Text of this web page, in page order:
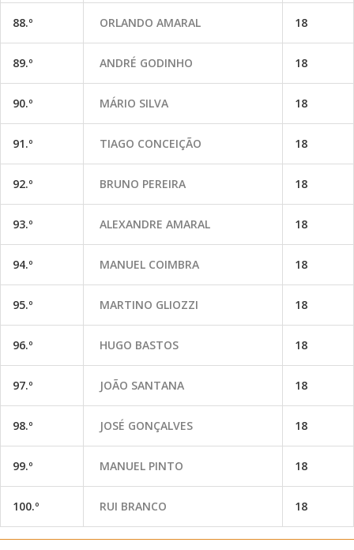
88.º ORLANDO AMARAL 18
89.º ANDRÉ GODINHO 18
90.º MÁRIO SILVA 18
91.º TIAGO CONCEIÇÃO 18
92.º BRUNO PEREIRA 18
93.º ALEXANDRE AMARAL 18
94.º MANUEL COIMBRA 18
95.º MARTINO GLIOZZI 18
96.º HUGO BASTOS 18
97.º JOÃO SANTANA 18
98.º JOSÉ GONÇALVES 18
99.º MANUEL PINTO 18
100.º RUI BRANCO 18